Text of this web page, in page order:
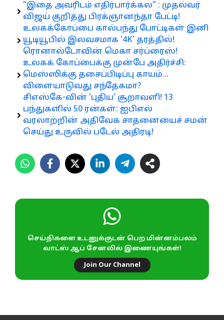
”இதை அவரிடம் எதிர்பார்க்கல” : முதல்வர்
விஜய் குறித்து பிரக்ஞானந்தா பேட்டி!
உலகக்கோப்பை கால்பந்து போட்டிகள் இனி
யூடியூபில் இலவசமாக ‘4K’ தரத்தில்!
ரொனால்டோவின் மெகா சர்ப்ரைஸ்!
உலகக் கோப்பைக்கு முன்பே அதிர்ச்சி:
மெஸ்ஸிக்கு தசைப்பிடிப்பு காயம்…
விளையாடுவது சந்தேகமா?
சிஎஸ்கே-வின் ‘புதிய’ சூறாவளி! 13
பந்துகளில் 50 ரன்கள்: ஐபிஎல்
வரலாற்றின் அதிவேக சாதனையைச் சமன்
செய்து உருவில் படேல் அதிரடி!
செய்திகளை உடனுக்குடன் பெற மின்னம்பலம்
வாட்ஸ் ஆப் சேனலில் இணையுங்கள்!
Join Our Channel